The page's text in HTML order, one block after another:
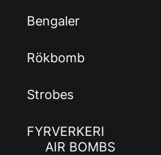
Bengaler
Rökbomb
Strobes
FYRVERKERI
AIR BOMBS